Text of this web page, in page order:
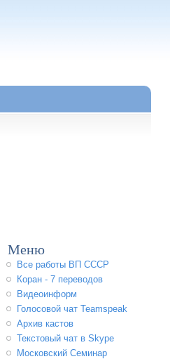
Меню
Все работы ВП СССР
Коран - 7 переводов
Видеоинформ
Голосовой чат Teamspeak
Архив кастов
Текстовый чат в Skype
Московский Семинар